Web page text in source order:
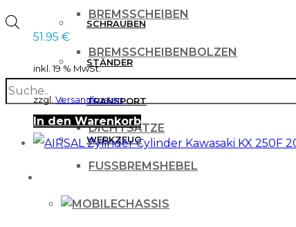
BREMSSCHEIBEN
BREMSSCHEIBENBOLZEN
DICHTSÄTZE
FUSSBREMSHEBEL
CHASSIS
Products
search
SCHRAUBEN
STÄNDER
TRANSPORT
WERKZEUG
51.95 €
inkl. 19 % MwSt.
zzgl. Versandkosten
In den Warenkorb